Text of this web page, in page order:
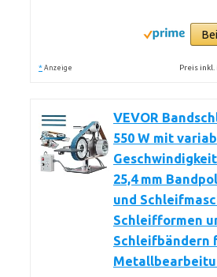
* Anzeige Preis inkl.
VEVOR
550 W mit
Geschwindigkeit
25,4 mm
und
Schleifformen
Schleifbändern